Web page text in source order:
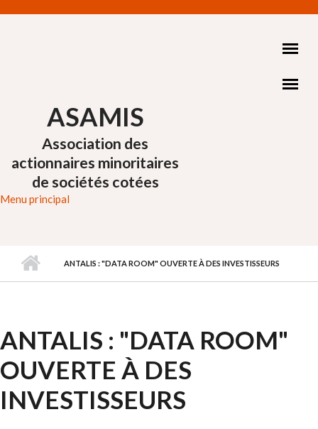
ASAMIS
Association des
actionnaires minoritaires
de sociétés cotées
Menu principal
ANTALIS : "DATA ROOM" OUVERTE À DES INVESTISSEURS
ANTALIS : "DATA ROOM"
OUVERTE À DES
INVESTISSEURS